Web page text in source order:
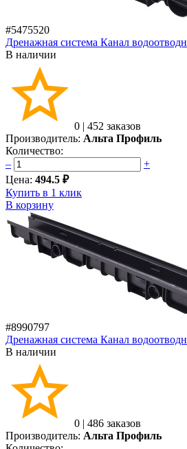
#5475520
Дренажная система Канал
В наличии
0 | 452 заказов
Производитель: Альта Профиль
Количество:
–
+
Цена: 494.5 ₽
Купить в 1 клик
В корзину
#8990797
Дренажная система Канал
В наличии
0 | 486 заказов
Производитель: Альта Профиль